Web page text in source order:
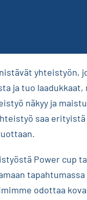
yhteistyön,
ja tuo
näkyy ja
saa
Power cup
odottaa